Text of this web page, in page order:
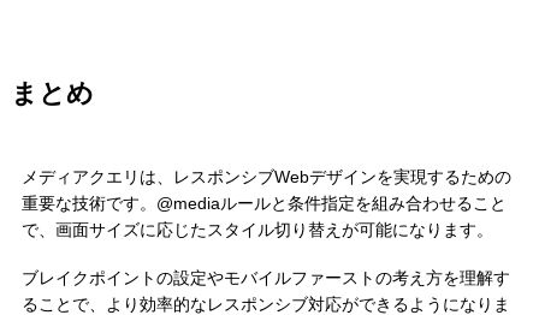
まとめ
メディアクエリは、レスポンシブWebデザインを実現するための
重要な技術です。@mediaルールと条件指定を組み合わせること
で、画面サイズに応じたスタイル切り替えが可能になります。
ブレイクポイントの設定やモバイルファーストの考え方を理解す
ることで、より効率的なレスポンシブ対応ができるようになりま